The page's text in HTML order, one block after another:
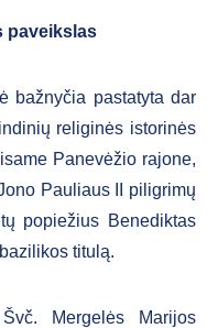
paveikslas
bažnyčia pastatyta dar
religinės istorinės
Panevėžio rajone,
Pauliaus II piligrimų
popiežius Benediktas
titulą.
Mergelės Marijos